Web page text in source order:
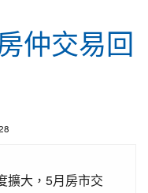
仲交易回
擴大，5月房市交